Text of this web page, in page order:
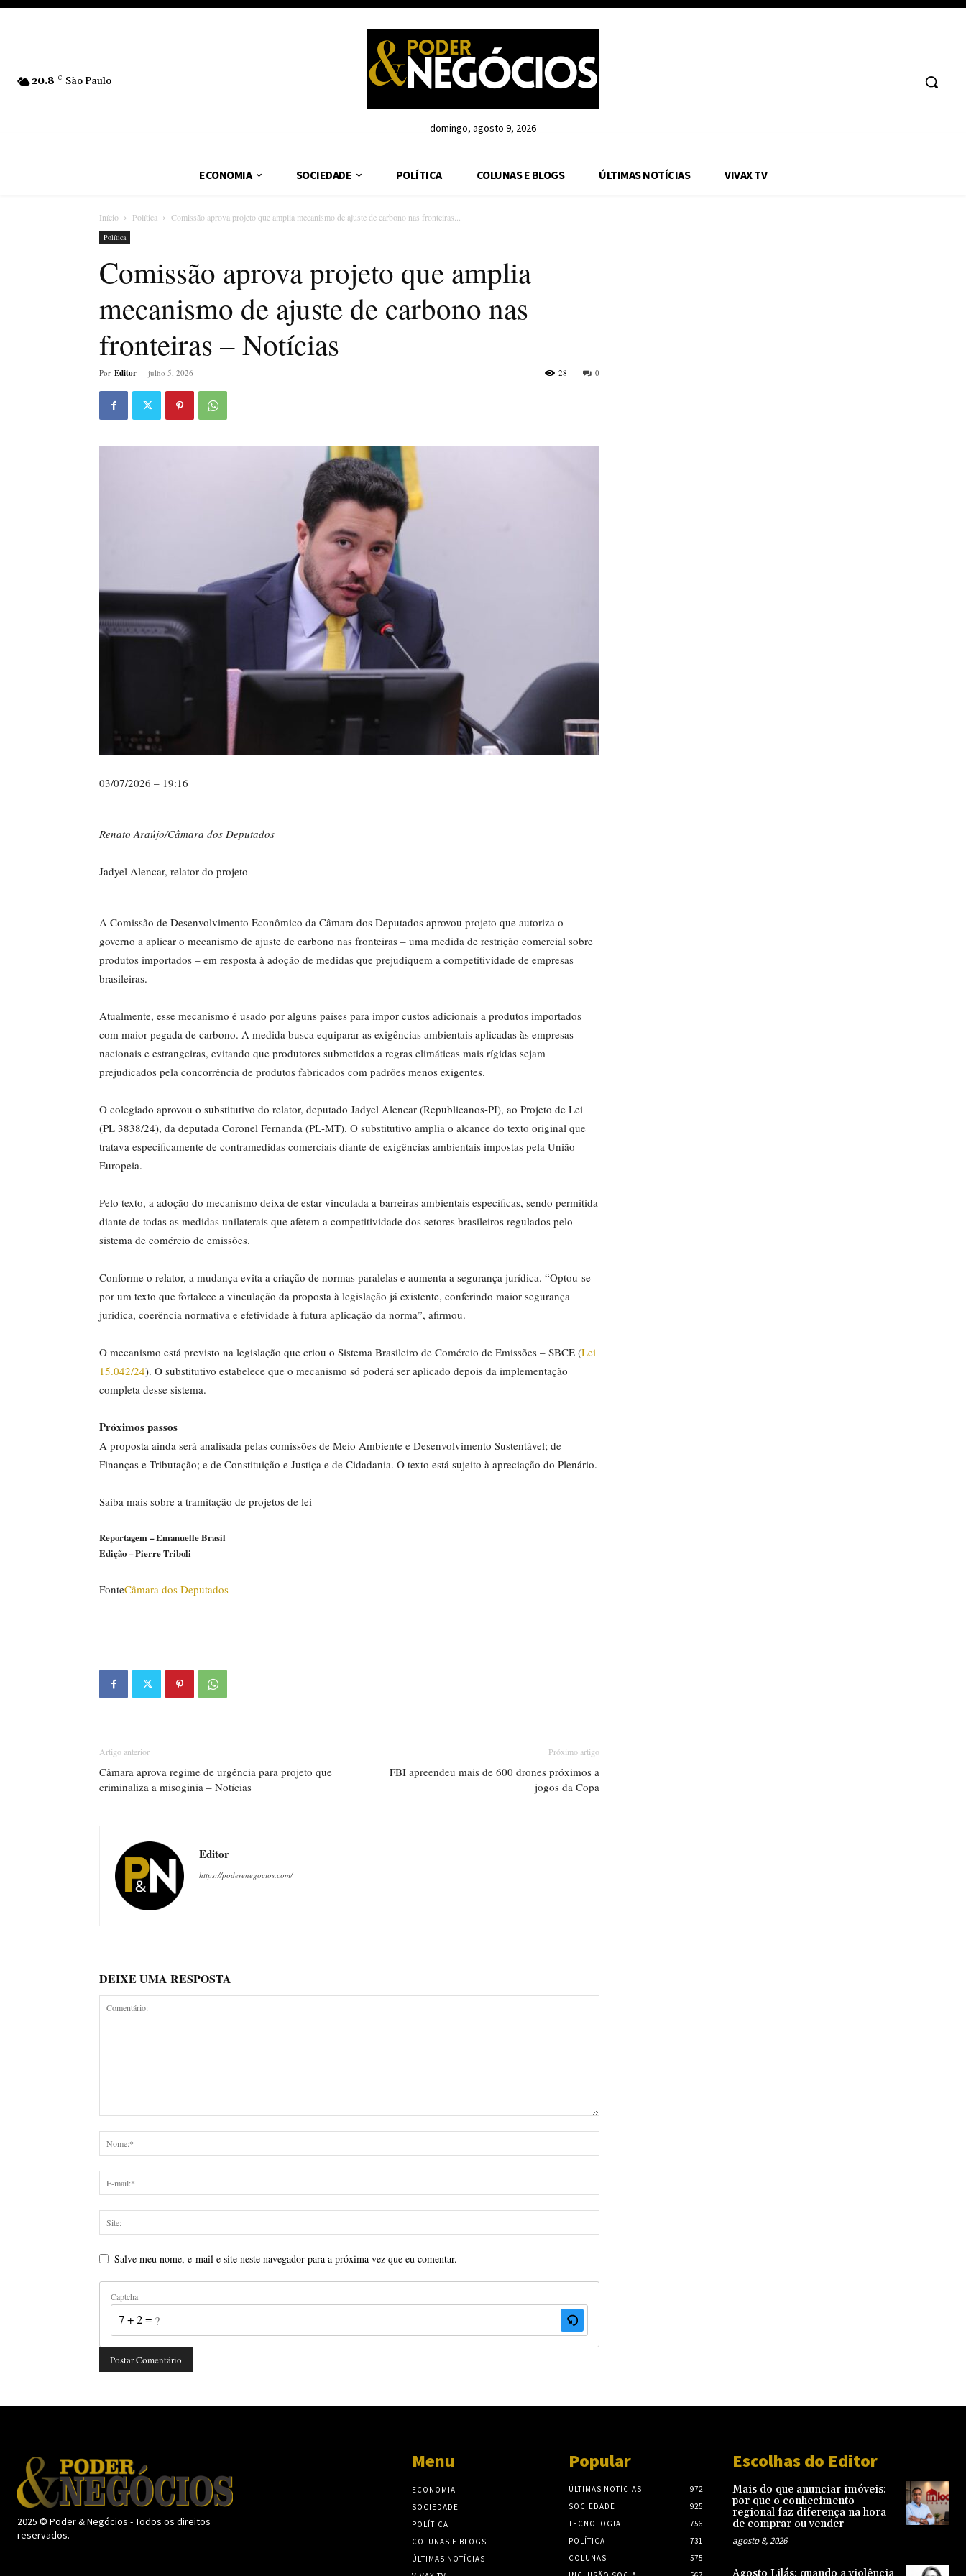
20.8 C São Paulo
domingo, agosto 9, 2026
ECONOMIA SOCIEDADE POLÍTICA COLUNAS E BLOGS ÚLTIMAS NOTÍCIAS VIVAX TV
Início Política Comissão aprova projeto que amplia mecanismo de ajuste de carbono nas fronteiras...
Política
Comissão aprova projeto que amplia
mecanismo de ajuste de carbono nas
fronteiras – Notícias
Por Editor - julho 5, 2026 0
28
03/07/2026 – 19:16
Renato Araújo/Câmara dos Deputados
Jadyel Alencar, relator do projeto
A Comissão de Desenvolvimento Econômico da Câmara dos Deputados aprovou projeto que autoriza o
governo a aplicar o mecanismo de ajuste de carbono nas fronteiras – uma medida de restrição comercial sobre
produtos importados – em resposta à adoção de medidas que prejudiquem a competitividade de empresas
brasileiras.
Atualmente, esse mecanismo é usado por alguns países para impor custos adicionais a produtos importados
com maior pegada de carbono. A medida busca equiparar as exigências ambientais aplicadas às empresas
nacionais e estrangeiras, evitando que produtores submetidos a regras climáticas mais rígidas sejam
prejudicados pela concorrência de produtos fabricados com padrões menos exigentes.
O colegiado aprovou o substitutivo do relator, deputado Jadyel Alencar (Republicanos-PI), ao Projeto de Lei
(PL 3838/24), da deputada Coronel Fernanda (PL-MT). O substitutivo amplia o alcance do texto original que
tratava especificamente de contramedidas comerciais diante de exigências ambientais impostas pela União
Europeia.
Pelo texto, a adoção do mecanismo deixa de estar vinculada a barreiras ambientais específicas, sendo permitida
diante de todas as medidas unilaterais que afetem a competitividade dos setores brasileiros regulados pelo
sistema de comércio de emissões.
Conforme o relator, a mudança evita a criação de normas paralelas e aumenta a segurança jurídica. “Optou-se
por um texto que fortalece a vinculação da proposta à legislação já existente, conferindo maior segurança
jurídica, coerência normativa e efetividade à futura aplicação da norma”, afirmou.
O mecanismo está previsto na legislação que criou o Sistema Brasileiro de Comércio de Emissões – SBCE (Lei
15.042/24). O substitutivo estabelece que o mecanismo só poderá ser aplicado depois da implementação
completa desse sistema.
Próximos passos
A proposta ainda será analisada pelas comissões de Meio Ambiente e Desenvolvimento Sustentável; de
Finanças e Tributação; e de Constituição e Justiça e de Cidadania. O texto está sujeito à apreciação do Plenário.
Saiba mais sobre a tramitação de projetos de lei
Reportagem – Emanuelle Brasil
Edição – Pierre Triboli
FonteCâmara dos Deputados
Artigo anterior
Câmara aprova regime de urgência para projeto que
criminaliza a misoginia – Notícias
Próximo artigo
FBI apreendeu mais de 600 drones próximos a
jogos da Copa
Editor
https://poderenegocios.com/
DEIXE UMA RESPOSTA
Salve meu nome, e-mail e site neste navegador para a próxima vez que eu comentar.
Captcha
7 + 2 = ?
2025 © Poder & Negócios - Todos os direitos
reservados.
Menu
ECONOMIA
SOCIEDADE
POLÍTICA
COLUNAS E BLOGS
ÚLTIMAS NOTÍCIAS
Popular
ÚLTIMAS NOTÍCIAS
972
SOCIEDADE
925
TECNOLOGIA
756
POLÍTICA
731
COLUNAS
575
Escolhas do Editor
Mais do que anunciar imóveis:
por que o conhecimento
regional faz diferença na hora
de comprar ou vender
agosto 8, 2026